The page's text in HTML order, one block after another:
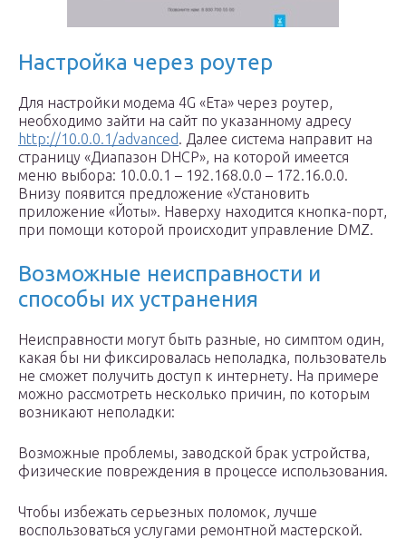
Настройка через роутер
Для настройки модема 4G «Ета» через роутер,
необходимо зайти на сайт по указанному адресу
http://10.0.0.1/advanced. Далее система направит на
страницу «Диапазон DHCP», на которой имеется
меню выбора: 10.0.0.1 – 192.168.0.0 – 172.16.0.0.
Внизу появится предложение «Установить
приложение «Йоты». Наверху находится кнопка-порт,
при помощи которой происходит управление DMZ.
Возможные неисправности и
способы их устранения
Неисправности могут быть разные, но симптом один,
какая бы ни фиксировалась неполадка, пользователь
не сможет получить доступ к интернету. На примере
можно рассмотреть несколько причин, по которым
возникают неполадки:
Возможные проблемы, заводской брак устройства,
физические повреждения в процессе использования.
Чтобы избежать серьезных поломок, лучше
воспользоваться услугами ремонтной мастерской.